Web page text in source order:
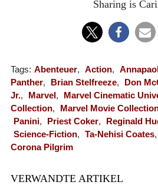
Sharing is
Tags: Abenteuer, Action,
Panther, Brian Stelfreeze, Don
Jr., Marvel, Marvel Cinematic
Collection, Marvel Movie
Panini, Priest Coker, Reginald
Science-Fiction, Ta-Nehisi Coates,
Corona Pilgrim
VERWANDTE ARTIKEL